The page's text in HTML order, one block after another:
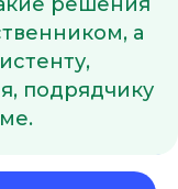
а
подрядчику